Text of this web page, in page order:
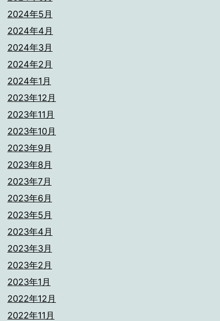
2024年5月
2024年4月
2024年3月
2024年2月
2024年1月
2023年12月
2023年11月
2023年10月
2023年9月
2023年8月
2023年7月
2023年6月
2023年5月
2023年4月
2023年3月
2023年2月
2023年1月
2022年12月
2022年11月